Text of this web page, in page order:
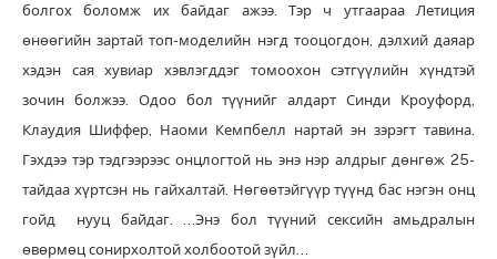
болгох боломж их байдаг ажээ. Тэр ч утгаараа Летиция
өнөөгийн зартай топ-моделийн нэгд тооцогдон, дэлхий даяар
хэдэн сая хувиар хэвлэгддэг томоохон сэтгүүлийн хүндтэй
зочин болжээ. Одоо бол түүнийг алдарт Синди Кроуфорд,
Клаудия Шиффер, Наоми Кемпбелл нартай эн зэрэгт тавина.
Гэхдээ тэр тэдгээрээс онцлогтой нь энэ нэр алдрыг дөнгөж 25-
тайдаа хүртсэн нь гайхалтай. Нөгөөтэйгүүр түүнд бас нэгэн онц
гойд нууц байдаг. …Энэ бол түүний сексийн амьдралын
өвөрмөц сонирхолтой холбоотой зүйл…